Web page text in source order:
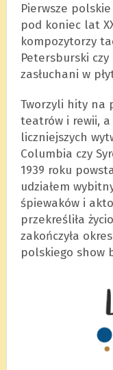
Pierwsze
pod koniec lat
kompozytorzy
Petersburski
zasłuchani w
Tworzyli hity na
teatrów i rewii,
liczniejszych
Columbia czy
1939 roku
udziałem
śpiewaków i
przekreśliła
zakończyła
polskiego show